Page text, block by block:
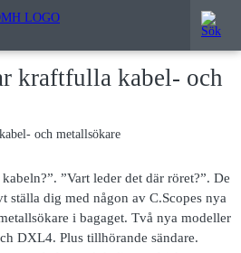
kraftfulla kabel- och
”Vart leder det där röret?”. De
ställa dig med någon av C.Scopes nya
i bagaget. Två nya modeller
DXL4. Plus tillhörande sändare.